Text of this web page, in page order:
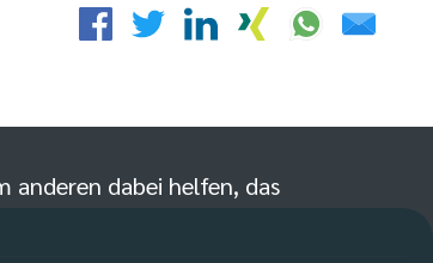
anderen dabei helfen, das